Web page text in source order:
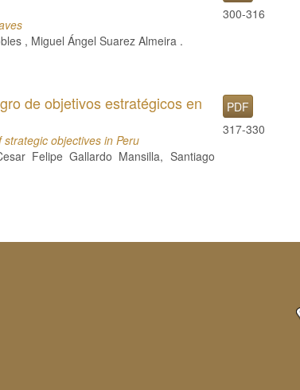
, Miguel Ángel Suarez Almeira .
300-316
de objetivos estratégicos en
objectives in Peru
Felipe Gallardo Mansilla, Santiago
PDF
317-330